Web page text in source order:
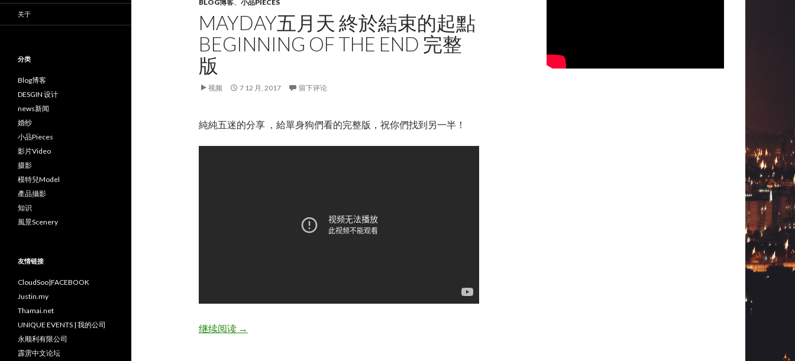
BLOG博客、 小品PIECES
MAYDAY五月天 終於結束的起點
BEGINNING OF THE END 完整
版
视频 7 12 月, 2017 留下评论
純純五迷的分享 ，給單身狗們看的完整版，祝你們找到另一半！
继续阅读Mayday五月天 終於結束的起點 Beginning of the End 完整版
→
关于
分类
Blog博客
DESGIN 设计
news新闻
婚纱
小品Pieces
影片Video
摄影
模特兒Model
產品攝影
知识
風景Scenery
友情链接
CloudSoo|FACEBOOK
Justin.my
Thamai.net
UNIQUE EVENTS | 我的公司
永顺利有限公司
霹雳中文论坛